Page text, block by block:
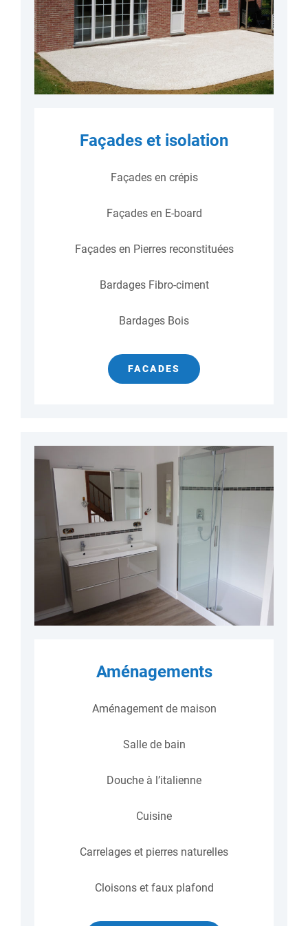
Façades et isolation
Façades en crépis
Façades en E-board
Façades en Pierres reconstituées
Bardages Fibro-ciment
Bardages Bois
FACADES
Aménagements
Aménagement de maison
Salle de bain
Douche à l’italienne
Cuisine
Carrelages et pierres naturelles
Cloisons et faux plafond